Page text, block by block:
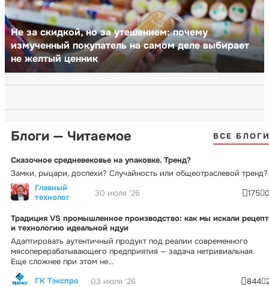
Не за скидкой, но за утешением: почему
измученный покупатель на самом деле выбирает
не желтый ценник
Блоги — Читаемое ВСЕ
Сказочное средневековье на упаковке. Тренд?
Замки, рыцари, доспехи? Случайность или общеотраслевой тренд?
Главный
технолог
30 июля '26 175
Традиция VS промышленное производство: как мы искали рецепт
и технологию идеальной ндуи
Адаптировать аутентичный продукт под реалии современного
мясоперерабатывающего предприятия — задача нетривиальная.
Еще сложнее при этом не...
ГК Тэкспро
03 июля '26 844